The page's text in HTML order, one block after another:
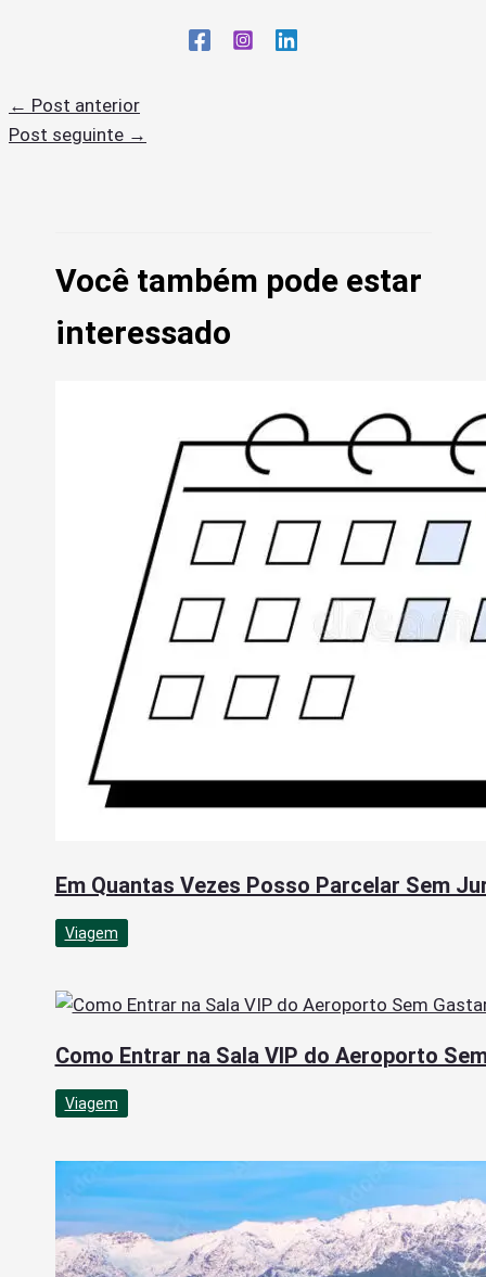
← Post anterior
Post seguinte →
Você também pode estar
interessado
Em Quantas Vezes Posso Parcelar Sem
Viagem
Como Entrar na Sala VIP do Aeroporto
Viagem